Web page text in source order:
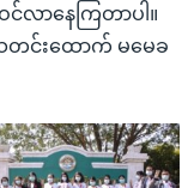
ဝင်လာနေကြတာပါ။
တင်းထောက် မမေခ